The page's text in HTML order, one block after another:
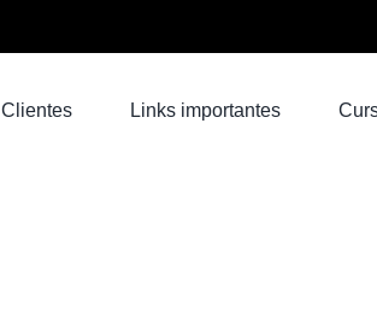
Clientes Links importantes